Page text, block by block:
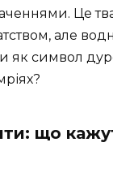
Це
але
як символ
що